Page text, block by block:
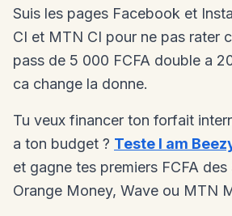
Suis les pages Facebook et
CI et MTN CI pour ne pas rater
pass de 5 000 FCFA double a
ca change la donne.
Tu veux financer ton forfait
a ton budget ? Teste I am
et gagne tes premiers FCFA
Orange Money, Wave ou MTN